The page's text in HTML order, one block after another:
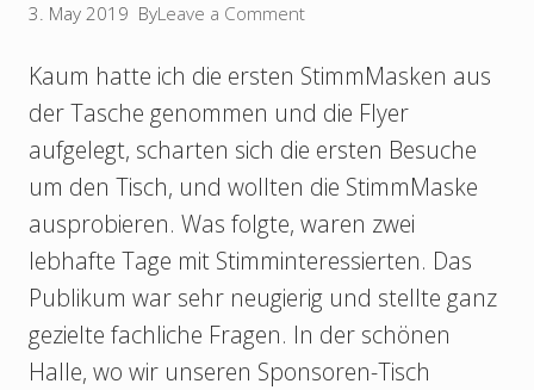
3. May 2019 ByLeave a Comment
Kaum hatte ich die ersten StimmMasken aus
der Tasche genommen und die Flyer
aufgelegt, scharten sich die ersten Besuche
um den Tisch, und wollten die StimmMaske
ausprobieren. Was folgte, waren zwei
lebhafte Tage mit Stimminteressierten. Das
Publikum war sehr neugierig und stellte ganz
gezielte fachliche Fragen. In der schönen
Halle, wo wir unseren Sponsoren-Tisch